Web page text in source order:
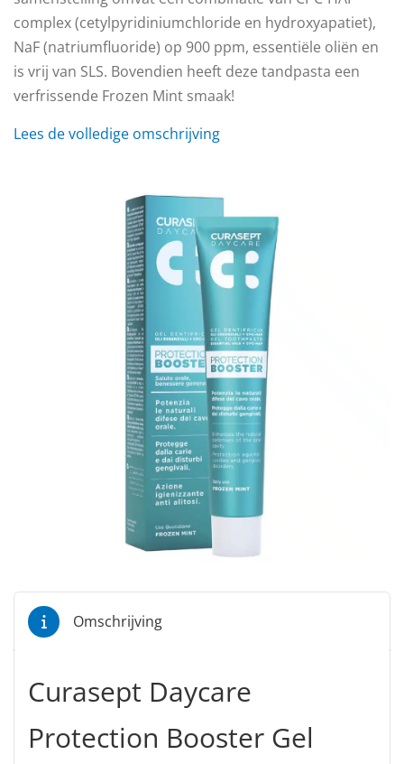
complex (cetylpyridiniumchloride en hydroxyapatiet),
NaF (natriumfluoride) op 900 ppm, essentiële oliën en
is vrij van SLS. Bovendien heeft deze tandpasta een
verfrissende Frozen Mint smaak!
Lees de volledige omschrijving
Omschrijving
Curasept Daycare
Protection Booster Gel